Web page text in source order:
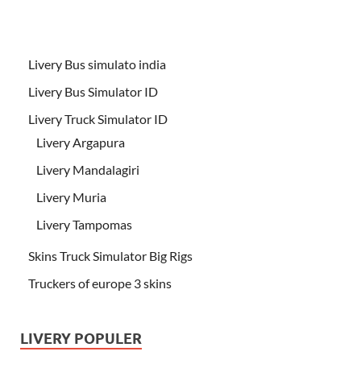
Livery Bus simulato india
Livery Bus Simulator ID
Livery Truck Simulator ID
Livery Argapura
Livery Mandalagiri
Livery Muria
Livery Tampomas
Skins Truck Simulator Big Rigs
Truckers of europe 3 skins
LIVERY POPULER